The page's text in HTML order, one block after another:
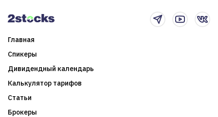
Главная
Спикеры
Дивидендный календарь
Калькулятор тарифов
Статьи
Брокеры